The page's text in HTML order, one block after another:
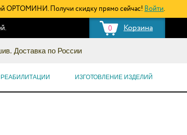
ОРТОМИНИ. Получи скидку прямо сейчас! Войти.
0 Корзина
Доставка по России
ИЗГОТОВЛЕНИЕ ИЗДЕЛИЙ